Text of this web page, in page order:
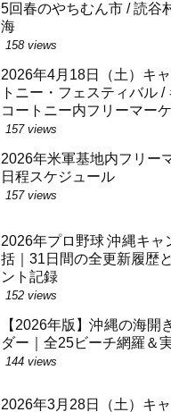
5回春のやちむん市 / 読谷
海
158 views
2026年4月18日（土）キ
トニー・フェスティバル /
コートニー内フリーマー
157 views
2026年米軍基地内フリー
日程スケジュール
157 views
2026年プロ野球 沖縄キャ
括｜31日間の全更新履歴
ント記録
152 views
【2026年版】沖縄の海開
ダー｜全25ビーチ網羅＆
144 views
2026年3月28日（土）キ